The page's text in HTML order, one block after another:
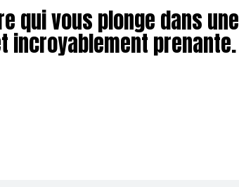
qui vous plonge dans une
incroyablement prenante.